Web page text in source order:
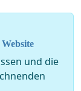
und die